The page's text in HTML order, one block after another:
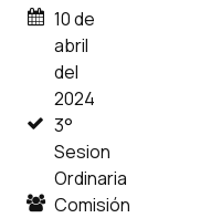
10 de
abril
del
2024
3°
Sesion
Ordinaria
Comisión